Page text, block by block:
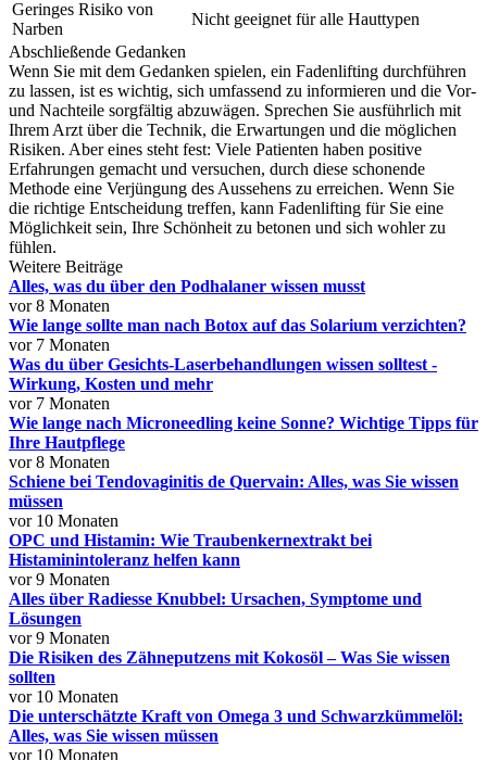
Geringes Risiko von
Narben
Nicht geeignet für alle Hauttypen
Abschließende Gedanken
Wenn Sie mit dem Gedanken spielen, ein Fadenlifting durchführen
zu lassen, ist es wichtig, sich umfassend zu informieren und die Vor-
und Nachteile sorgfältig abzuwägen. Sprechen Sie ausführlich mit
Ihrem Arzt über die Technik, die Erwartungen und die möglichen
Risiken. Aber eines steht fest: Viele Patienten haben positive
Erfahrungen gemacht und versuchen, durch diese schonende
Methode eine Verjüngung des Aussehens zu erreichen. Wenn Sie
die richtige Entscheidung treffen, kann Fadenlifting für Sie eine
Möglichkeit sein, Ihre Schönheit zu betonen und sich wohler zu
fühlen.
Weitere Beiträge
Alles, was du über den Podhalaner wissen musst
vor 8 Monaten
Wie lange sollte man nach Botox auf das Solarium verzichten?
vor 7 Monaten
Was du über Gesichts-Laserbehandlungen wissen solltest -
Wirkung, Kosten und mehr
vor 7 Monaten
Wie lange nach Microneedling keine Sonne? Wichtige Tipps für
Ihre Hautpflege
vor 8 Monaten
Schiene bei Tendovaginitis de Quervain: Alles, was Sie wissen
müssen
vor 10 Monaten
OPC und Histamin: Wie Traubenkernextrakt bei
Histaminintoleranz helfen kann
vor 9 Monaten
Alles über Radiesse Knubbel: Ursachen, Symptome und
Lösungen
vor 9 Monaten
Die Risiken des Zähneputzens mit Kokosöl – Was Sie wissen
sollten
vor 10 Monaten
Die unterschätzte Kraft von Omega 3 und Schwarzkümmelöl:
Alles, was Sie wissen müssen
vor 10 Monaten